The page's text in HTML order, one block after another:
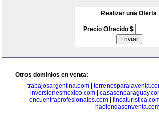
Realizar una Oferta
Precio Ofrecido $
Otros dominios en venta:
trabajosargentina.com
inversionesmexico.com
encuentraprofesionales.com